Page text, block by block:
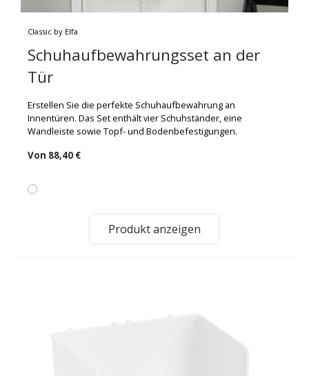
Classic by Elfa
Schuhaufbewahrungsset an der
Tür
Erstellen Sie die perfekte Schuhaufbewahrung an
Innentüren. Das Set enthält vier Schuhständer, eine
Wandleiste sowie Topf- und Bodenbefestigungen.
Von 88,40 €
Produkt anzeigen